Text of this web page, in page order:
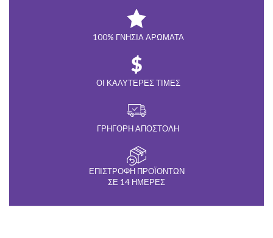
100% ΓΝΉΣΙΑ ΑΡΏΜΑΤΑ
ΟΙ ΚΑΛΎΤΕΡΕΣ ΤΙΜΈΣ
ΓΡΉΓΟΡΗ ΑΠΟΣΤΟΛΉ
ΕΠΙΣΤΡΟΦΉ ΠΡΟΪΌΝΤΩΝ
ΣΕ 14 ΗΜΈΡΕΣ